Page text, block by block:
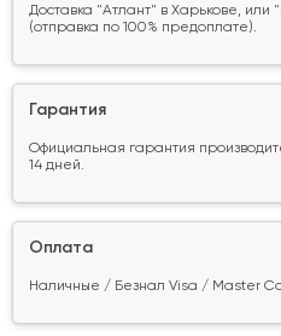
Доставка "Атлант" в Харькове, или
(отправка по 100% предоплате).
Гарантия
Официальная гарантия
14 дней.
Оплата
Наличные / Безнал Visa / Master